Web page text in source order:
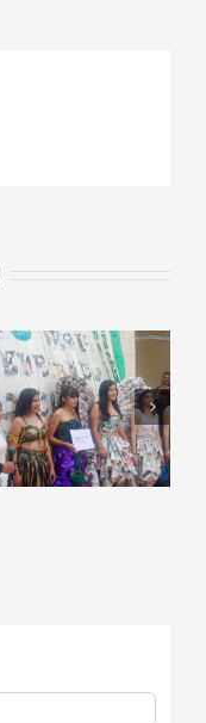
El Programa
Plantando
Futuro
Conmemora El